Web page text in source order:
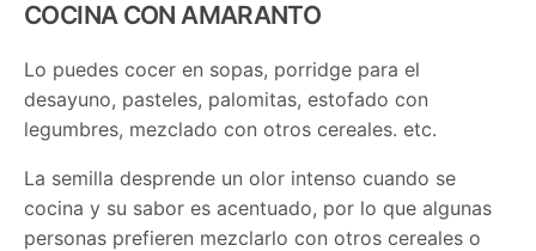
COCINA CON AMARANTO
Lo puedes cocer en sopas, porridge para el
desayuno, pasteles, palomitas, estofado con
legumbres, mezclado con otros cereales. etc.
La semilla desprende un olor intenso cuando se
cocina y su sabor es acentuado, por lo que algunas
personas prefieren mezclarlo con otros cereales o